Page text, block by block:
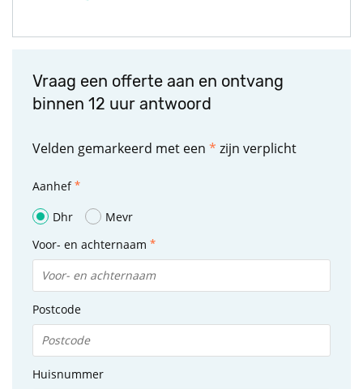
Vraag een offerte aan en ontvang
binnen 12 uur antwoord
Velden gemarkeerd met een * zijn verplicht
Aanhef
Dhr
Mevr
Voor- en achternaam
Postcode
Huisnummer